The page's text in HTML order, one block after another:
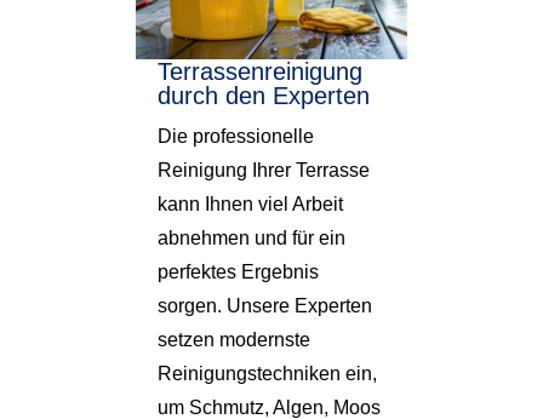
Terrassenreinigung
durch den Experten
Die professionelle
Reinigung Ihrer Terrasse
kann Ihnen viel Arbeit
abnehmen und für ein
perfektes Ergebnis
sorgen. Unsere Experten
setzen modernste
Reinigungstechniken ein,
um Schmutz, Algen, Moos